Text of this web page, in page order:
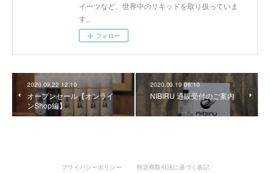
イーツなど、世界中のリキッドを取り扱っていま
す。
フォロー
2020.09.22 12:10
オープンセール【オンライ
ンShop編】
2020.09.19 06:10
NIBIRU 通販受付のご案内
プライバシーポリシー 特定商取引法に基づく表記